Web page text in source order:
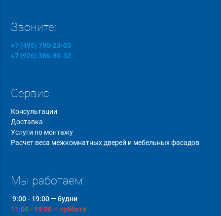
Звоните:
+7 (495) 790-23-03
+7 (926) 386-30-32
Сервис
Консультации
Доставка
Услуги по монтажу
Расчет веса межкомнатных дверей и мебельных фасадов
Мы работаем:
9:00 - 19:00 — будни
11:00 - 19:00 — суббота